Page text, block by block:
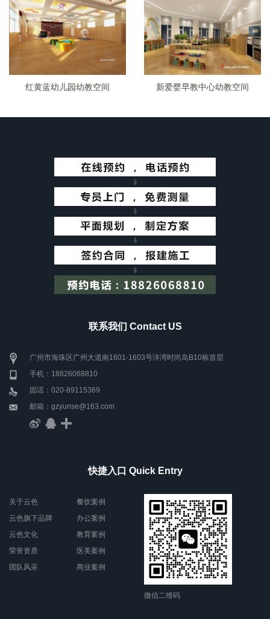
红黄蓝幼儿园幼教空间 新爱婴早教中心幼教空间
联系我们 Contact US
广州市海珠区广州大道南1601-1603号洋湾时尚岛B10栋首层
手机：18826068810
固话：020-89115369
邮箱：gzyunse@163.com
快捷入口 Quick Entry
关于云色
云色旗下品牌
云色文化
荣誉资质
团队风采
餐饮案例
办公案例
教育案例
医美案例
商业案例
微信二维码